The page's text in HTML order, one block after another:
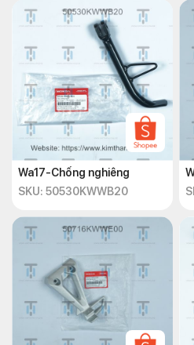
Wa17-Chống nghiêng
SKU: 50530KWWB20